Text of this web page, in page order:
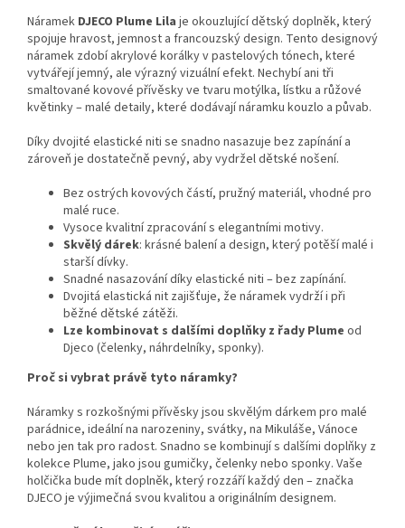
nebo na Vánoce.
Náramek DJECO Plume Lila je okouzlující dětský doplněk, který
spojuje hravost, jemnost a francouzský design. Tento designový
náramek zdobí akrylové korálky v pastelových tónech, které
vytvářejí jemný, ale výrazný vizuální efekt. Nechybí ani tři
smaltované kovové přívěsky ve tvaru motýlka, lístku a růžové
květinky – malé detaily, které dodávají náramku kouzlo a půvab.
Díky dvojité elastické niti se snadno nasazuje bez zapínání a
zároveň je dostatečně pevný, aby vydržel dětské nošení.
Bez ostrých kovových částí, pružný materiál, vhodné pro
malé ruce.
Vysoce kvalitní zpracování s elegantními motivy.
Skvělý dárek: krásné balení a design, který potěší malé i
starší dívky.
Snadné nasazování díky elastické niti – bez zapínání.
Dvojitá elastická nit zajišťuje, že náramek vydrží i při
běžné dětské zátěži.
Lze kombinovat s dalšími doplňky z řady Plume od
Djeco (čelenky, náhrdelníky, sponky).
Proč si vybrat právě tyto náramky?
Náramky s rozkošnými přívěsky jsou skvělým dárkem pro malé
parádnice, ideální na narozeniny, svátky, na Mikuláše, Vánoce
nebo jen tak pro radost. Snadno se kombinují s dalšími doplňky z
kolekce Plume, jako jsou gumičky, čelenky nebo sponky. Vaše
holčička bude mít doplněk, který rozzáří každý den – značka
DJECO je výjimečná svou kvalitou a originálním designem.